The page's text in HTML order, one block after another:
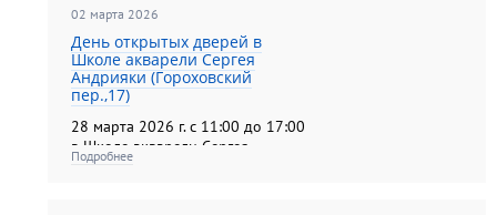
02 марта 2026
День открытых дверей в
Школе акварели Сергея
Андрияки (Гороховский
пер.,17)
28 марта 2026 г. с 11:00 до 17:00
в Школе акварели Сергея
Андрияки пройдет День открытых
Подробнее